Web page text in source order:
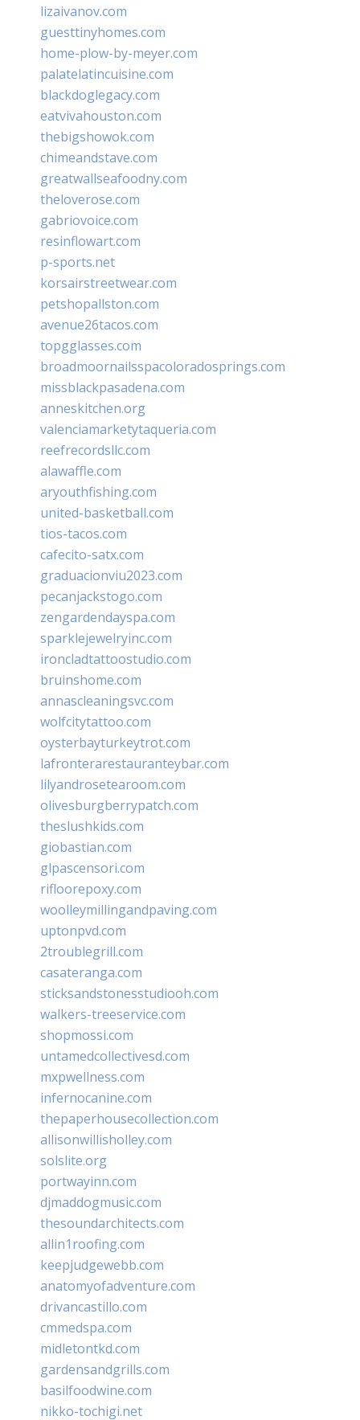
lizaivanov.com
guesttinyhomes.com
home-plow-by-meyer.com
palatelatincuisine.com
blackdoglegacy.com
eatvivahouston.com
thebigshowok.com
chimeandstave.com
greatwallseafoodny.com
theloverose.com
gabriovoice.com
resinflowart.com
p-sports.net
korsairstreetwear.com
petshopallston.com
avenue26tacos.com
topgglasses.com
broadmoornailsspacoloradosprings.com
missblackpasadena.com
anneskitchen.org
valenciamarketytaqueria.com
reefrecordsllc.com
alawaffle.com
aryouthfishing.com
united-basketball.com
tios-tacos.com
cafecito-satx.com
graduacionviu2023.com
pecanjackstogo.com
zengardendayspa.com
sparklejewelryinc.com
ironcladtattoostudio.com
bruinshome.com
annascleaningsvc.com
wolfcitytattoo.com
oysterbayturkeytrot.com
lafronterarestauranteybar.com
lilyandrosetearoom.com
olivesburgberrypatch.com
theslushkids.com
giobastian.com
glpascensori.com
rifloorepoxy.com
woolleymillingandpaving.com
uptonpvd.com
2troublegrill.com
casateranga.com
sticksandstonesstudiooh.com
walkers-treeservice.com
shopmossi.com
untamedcollectivesd.com
mxpwellness.com
infernocanine.com
thepaperhousecollection.com
allisonwillisholley.com
solslite.org
portwayinn.com
djmaddogmusic.com
thesoundarchitects.com
allin1roofing.com
keepjudgewebb.com
anatomyofadventure.com
drivancastillo.com
cmmedspa.com
midletontkd.com
gardensandgrills.com
basilfoodwine.com
nikko-tochigi.net